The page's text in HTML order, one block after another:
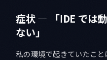
症状 — 「IDE では
ない」
私の環境で起きていたこと